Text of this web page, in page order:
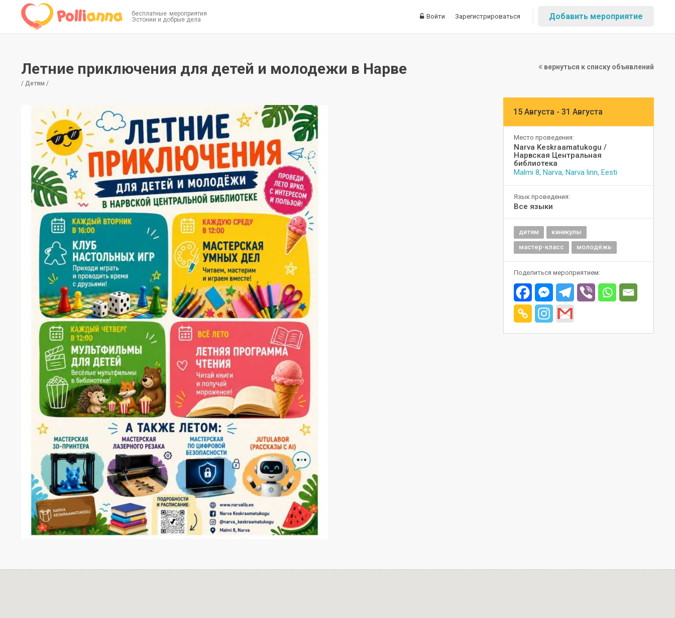
бесплатные мероприятия
Эстонии и добрые дела
Войти Зарегистрироваться Добавить мероприятие
вернуться к списку объявлений
Летние приключения для детей и молодежи в Нарве
/ Детям /
15 Августа - 31 Августа
Место проведения:
Narva Keskraamatukogu /
Нарвская Центральная
библиотека
Malmi 8, Narva, Narva linn, Eesti
Язык проведения:
Все языки
детям
каникулы
мастер-класс
молодёжь
Поделиться мероприятием: